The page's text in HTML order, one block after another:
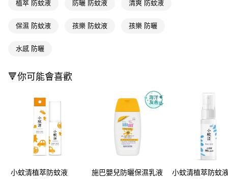
客戶支援中心」
https://netprotections.freshdesk.com/support/home
【注意事項】
１．透過由恩沛科技股份有限公司提供之「AFTEE先享後付」服務完成之交
權轉讓予恩沛科技股份有限公司。
３．未成年的使用者請事先徵得法定代理人或監護人之同意方可使用
４．使用「AFTEE先享後付」時，將依據個別帳號之用戶狀況，依本公司即
時審查核予不同之上限額度；若仍有額度不足之情形，本公司將視審查結果
請求用戶進行身份認證。
５．嚴禁一人註冊多個帳號或使用他人資訊註冊。若發現惡意使用之情形，
恩沛科技股份有限公司將有權停止該用戶之使用額度並採取法律行動。
每筆NT$65，滿NT$490(含以上)免運費
付款後7-11取貨
宅配(本島)
付款後寶雅門市自取(由倉庫統一出貨)
每筆NT$80，滿NT$290(含以上)免運費
植萃 防蚊液 防曬 防蚊液 清爽 防蚊液
保濕 防蚊液 孩樂 防蚊液 孩樂 防曬
水感 防曬
🔻你可能會喜歡
小蚊清植萃防蚊液
施巴嬰兒防曬保濕乳液
小蚊清植萃防蚊